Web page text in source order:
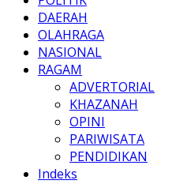
DAERAH
OLAHRAGA
NASIONAL
RAGAM
ADVERTORIAL
KHAZANAH
OPINI
PARIWISATA
PENDIDIKAN
Indeks